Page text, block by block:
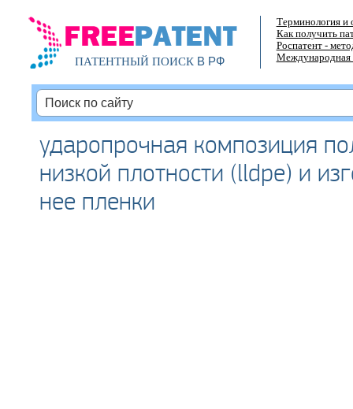
ПАТЕНТНЫЙ ПОИСКВ РФ
Терминология и
Как получить
Роспатент -
Международная
ударопрочная композиция
низкой плотности (lldpe) и
нее пленки